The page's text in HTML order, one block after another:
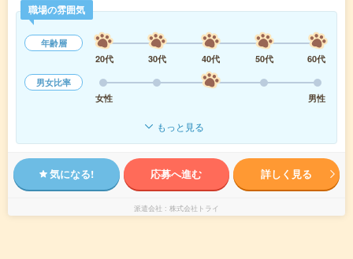
職場の雰囲気
年齢層
20代
30代 40代 50代
60代
男女比率
女性
男性
もっと見る
気になる! 応募へ進む 詳しく見る
派遣会社 株式会社トライ